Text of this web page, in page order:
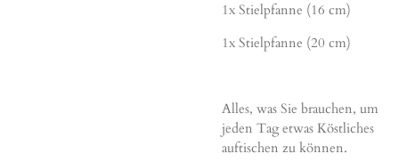
1x Stielpfanne (16 cm)
1x Stielpfanne (20 cm)
Alles, was Sie brauchen, um
jeden Tag etwas Köstliches
auftischen zu können.